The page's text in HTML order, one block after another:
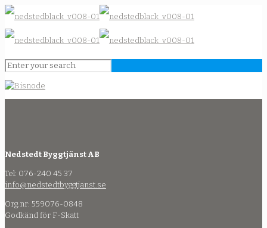
Nedstedt Byggtjänst AB
Tel: 076-240 45 37
info@nedstedtbyggtjanst.se
Org.nr: 559076-0848
Godkänd för F-Skatt